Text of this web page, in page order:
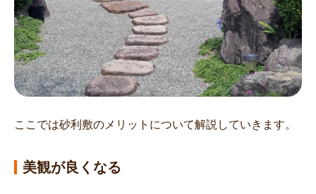
ここでは砂利敷のメリットについて解説していきます。
美観が良くなる